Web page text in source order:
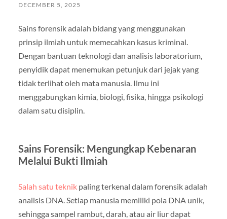
DECEMBER 5, 2025
Sains forensik adalah bidang yang menggunakan
prinsip ilmiah untuk memecahkan kasus kriminal.
Dengan bantuan teknologi dan analisis laboratorium,
penyidik dapat menemukan petunjuk dari jejak yang
tidak terlihat oleh mata manusia. Ilmu ini
menggabungkan kimia, biologi, fisika, hingga psikologi
dalam satu disiplin.
Sains Forensik: Mengungkap Kebenaran
Melalui Bukti Ilmiah
Salah satu teknikpaling terkenal dalam forensik adalah
analisis DNA. Setiap manusia memiliki pola DNA unik,
sehingga sampel rambut, darah, atau air liur dapat